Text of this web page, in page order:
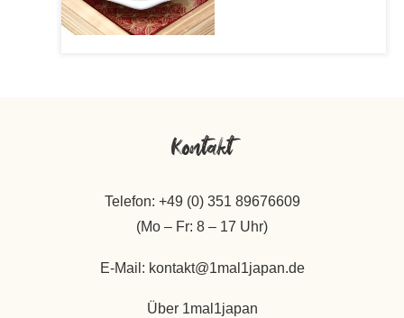
Kontakt
Telefon: +49 (0) 351 89676609
(Mo – Fr: 8 – 17 Uhr)
E-Mail: kontakt@1mal1japan.de
Über 1mal1japan